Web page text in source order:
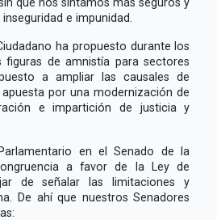
e impunidad.
ha propuesto durante los
figuras de amnistía para sectores
a ampliar las causales de
por una modernización de
e impartición de justicia y
en el Senado de la
a favor de la Ley de
de señalar las limitaciones y
De ahí que nuestros Senadores